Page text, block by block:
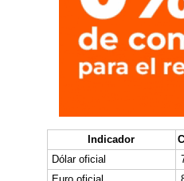
Indicador
Dólar oficial